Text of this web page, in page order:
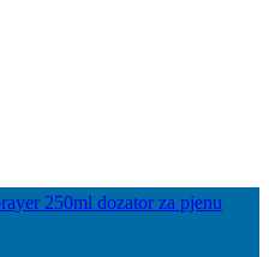
250ml dozator za pjenu